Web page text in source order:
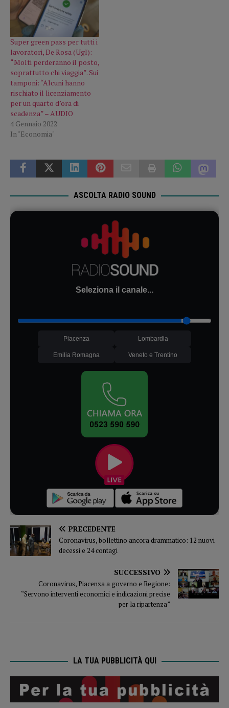
Super green pass per tutti i
lavoratori, De Rosa (Ugl):
“Molti perderanno il posto,
soprattutto chi viaggia”. Sui
tamponi: “Alcuni hanno
rischiato il licenziamento
per un quarto d’ora di
scadenza” – AUDIO
4 Gennaio 2022
In "Economia"
ASCOLTA RADIO SOUND
Seleziona il canale...
Piacenza Lombardia
Emilia Romagna Veneto e Trentino
PRECEDENTE
Coronavirus, bollettino ancora drammatico: 12 nuovi
decessi e 24 contagi
SUCCESSIVO
Coronavirus, Piacenza a governo e Regione:
“Servono interventi economici e indicazioni precise
per la ripartenza”
LA TUA PUBBLICITÀ QUI